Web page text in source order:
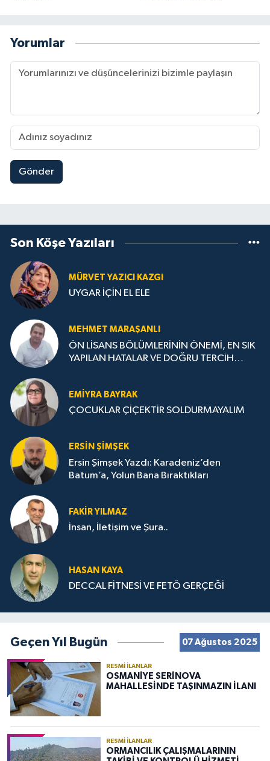
Yorumlar
Gönder
Son Köşe Yazıları
MÜRVET YAZICI KAZGI
UYGAR İÇİN EL ELE
MEHMET MARAŞANLI
ÖN LİSANS BÖLÜMLERİNİN ÖNEMİ, EN SIK
YAPILAN HATALAR VE DOĞRU TERCİH
EMIYRA BAYRAK
ÇOCUKLAR ÇİÇEKTİR SOLDURMAYALIM
ERSIN ŞIMŞEK
Ersin Şimşek Yazdı: Karadeniz’den
Batum’a, Yolun Bana Bıraktıkları
FAKIR YILMAZ
İnsan, İletişim ve Şura..
HASAN KAYA
DECCAL FİTNESİ VE FETÖ GERÇEĞİ
Geçen Yıl Bugün 07 Ağustos 2025
RESMI İLANLAR
OSMANİYE SERİNOVA
MAHALLESİNDE TAŞINMAZIN İLANI
RESMI İLANLAR
ORMANCILIK ÇALIŞMALARININ